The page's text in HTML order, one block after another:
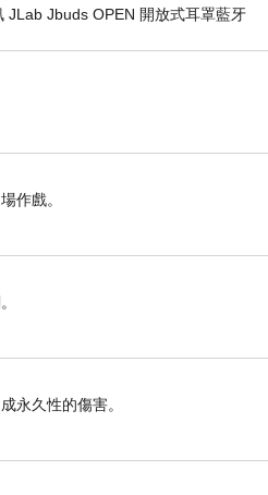
JLab Jbuds OPEN 開放式耳罩藍牙
常有特色，值得喜愛美型工
作戲。
永久性的傷害。